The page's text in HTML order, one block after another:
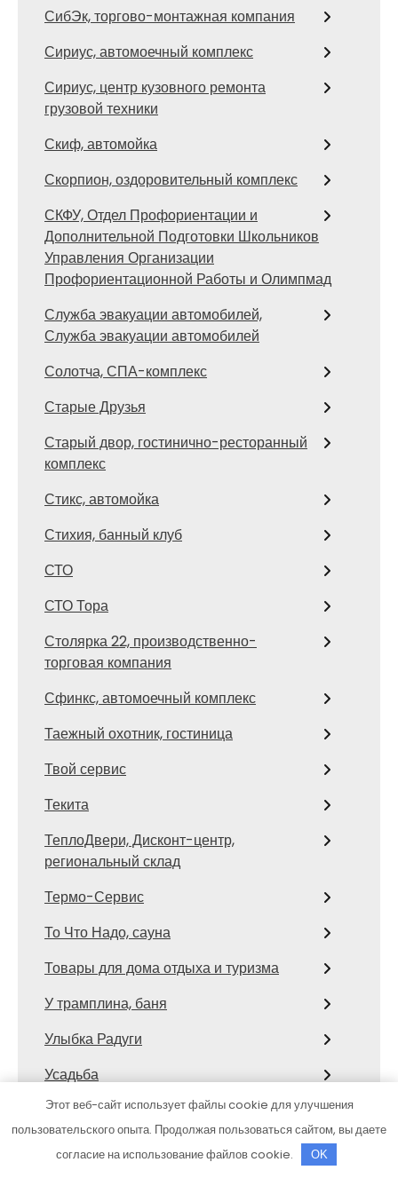
СибЭк, торгово-монтажная компания
Сириус, автомоечный комплекс
Сириус, центр кузовного ремонта
грузовой техники
Скиф, автомойка
Скорпион, оздоровительный комплекс
СКФУ, Отдел Профориентации и
Дополнительной Подготовки Школьников
Управления Организации
Профориентационной Работы и Олимпмад
Служба эвакуации автомобилей,
Служба эвакуации автомобилей
Солотча, СПА-комплекс
Старые Друзья
Старый двор, гостинично-ресторанный
комплекс
Стикс, автомойка
Стихия, банный клуб
СТО
СТО Тора
Столярка 22, производственно-
торговая компания
Сфинкс, автомоечный комплекс
Таежный охотник, гостиница
Твой сервис
Текита
ТеплоДвери, Дисконт-центр,
региональный склад
Термо-Сервис
То Что Надо, сауна
Товары для дома отдыха и туризма
У трамплина, баня
Улыбка Радуги
Усадьба
Усадьба банная, сауна
Усадьба, гостиничный комплекс
Этот веб-сайт использует файлы cookie для улучшения
пользовательского опыта. Продолжая пользоваться сайтом, вы даете
согласие на использование файлов cookie.
OK